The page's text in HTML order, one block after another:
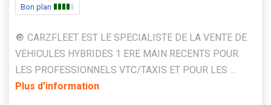
Bon plan
🔘 CARZFLEET EST LE SPECIALISTE DE LA VENTE DE
VEHICULES HYBRIDES 1 ERE MAIN RECENTS POUR
LES PROFESSIONNELS VTC/TAXIS ET POUR LES ...
Plus d'information